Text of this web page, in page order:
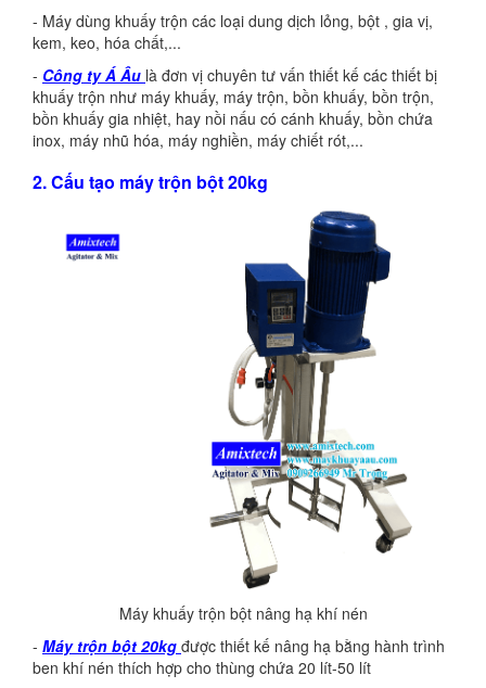
- Máy dùng khuấy trộn các loại dung dịch lỏng, bột , gia vị,
kem, keo, hóa chất,...
- Công ty Á Âu là đơn vị chuyên tư vấn thiết kế các thiết bị
khuấy trộn như máy khuấy, máy trộn, bồn khuấy, bồn trộn,
bồn khuấy gia nhiệt, hay nồi nấu có cánh khuấy, bồn chứa
inox, máy nhũ hóa, máy nghiền, máy chiết rót,...
2. Cấu tạo máy trộn bột 20kg
Máy khuấy trộn bột nâng hạ khí nén
- Máy trộn bột 20kg được thiết kế nâng hạ bằng hành trình
ben khí nén thích hợp cho thùng chứa 20 lít-50 lít